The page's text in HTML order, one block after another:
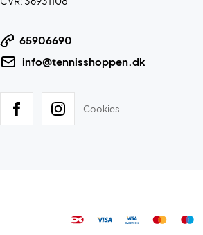
65906690
info@tennisshoppen.dk
Cookies